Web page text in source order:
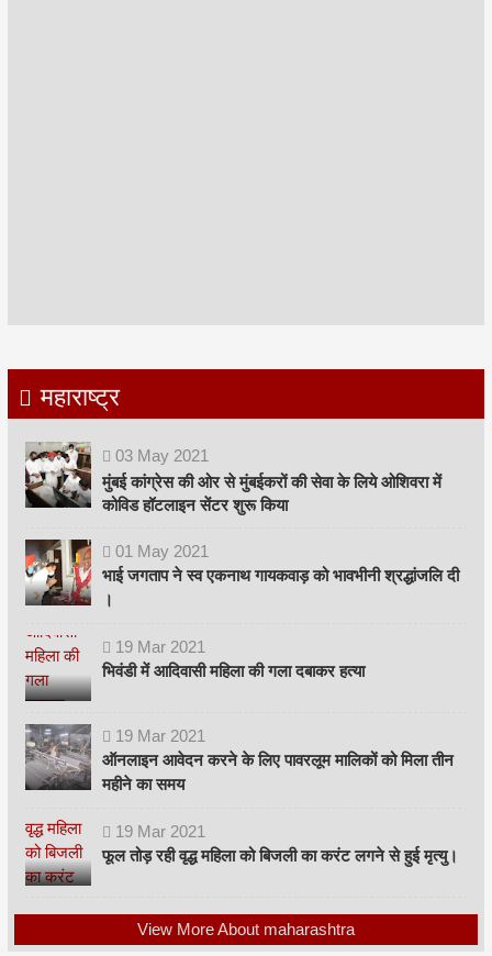
महाराष्ट्र
03 May 2021
मुंबई कांग्रेस की ओर से मुंबईकरों की सेवा के लिये ओशिवरा में
कोविड हॉटलाइन सेंटर शुरू किया
01 May 2021
भाई जगताप ने स्व एकनाथ गायकवाड़ को भावभीनी श्रद्धांजलि दी
।
19 Mar 2021
भिवंडी में आदिवासी महिला की गला दबाकर हत्या
19 Mar 2021
ऑनलाइन आवेदन करने के लिए पावरलूम मालिकों को मिला तीन
महीने का समय
19 Mar 2021
फूल तोड़ रही वृद्ध महिला को बिजली का करंट लगने से हुई मृत्यु।
View More About maharashtra